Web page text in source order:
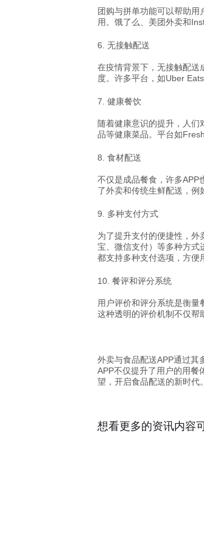
团购与拼单功能可以帮助
用。饿了么、美团外卖和
6. 无接触配送
在疫情背景下，无接触配送
度。许多平台，如Uber
7. 健康餐饮
随着健康意识的提升，人们
品等健康菜品。平台如
8. 食材配送
不仅是成品餐食，许多APP
了外卖和传统生鲜配送，例
9. 多种支付方式
为了提升支付的便捷性，
宝、微信支付）等多种方式
都支持多种支付选项，方便
10. 餐评和评分系统
用户评价和评分系统是衡量
这种透明的评价机制不仅帮
外卖与食品配送APP通过其
APP不仅提升了用户的用餐
望，开启食品配送的新时代
想看更多的资讯内容